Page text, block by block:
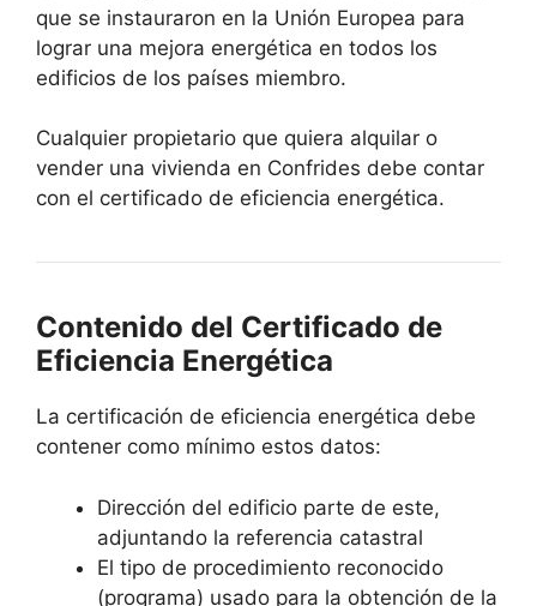
que se instauraron en la Unión Europea para
lograr una mejora energética en todos los
edificios de los países miembro.
Cualquier propietario que quiera alquilar o
vender una vivienda en Confrides debe contar
con el certificado de eficiencia energética.
Contenido del Certificado de
Eficiencia Energética
La certificación de eficiencia energética debe
contener como mínimo estos datos:
Dirección del edificio parte de este,
adjuntando la referencia catastral
El tipo de procedimiento reconocido
(programa) usado para la obtención de la